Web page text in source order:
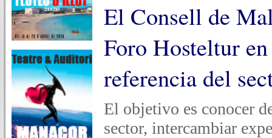
El Consell de
Foro Hosteltur
referencia del
El objetivo es conocer
sector, intercambiar